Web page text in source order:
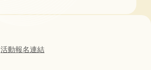
活動報名連結